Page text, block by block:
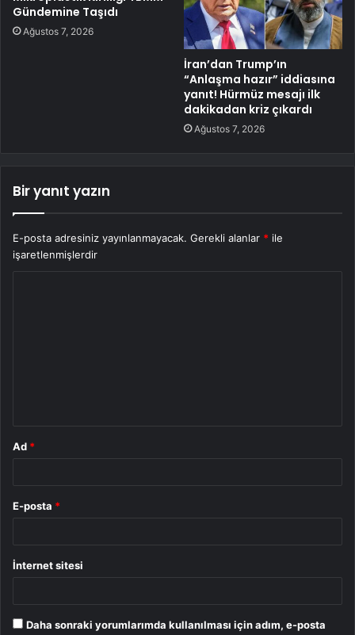
Gündemine Taşıdı
Ağustos 7, 2026
İran’dan Trump’ın
“Anlaşma hazır” iddiasına
yanıt! Hürmüz mesajı ilk
dakikadan kriz çıkardı
Ağustos 7, 2026
Bir yanıt yazın
E-posta adresiniz yayınlanmayacak. Gerekli alanlar * ile
işaretlenmişlerdir
Ad *
E-posta *
İnternet sitesi
Daha sonraki yorumlarımda kullanılması için adım, e-posta